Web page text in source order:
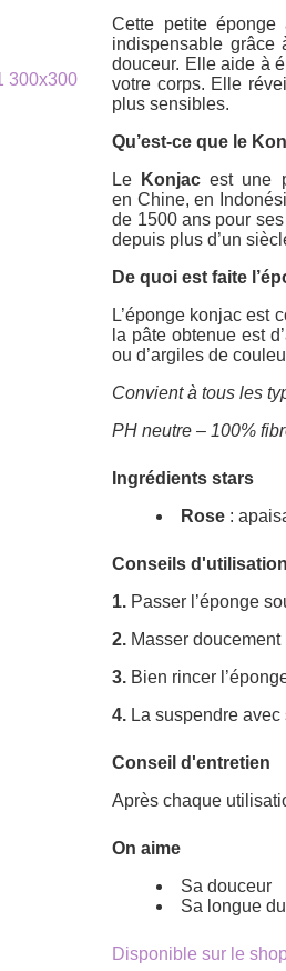
Cette petite
indispensable grâce
douceur. Elle aide à
votre corps. Elle
plus sensibles.
Qu’est-ce que le
Le
Konjac est une
en Chine, en
de 1500 ans pour
depuis plus d’un
De quoi est faite
L’éponge konjac est
la pâte obtenue est
ou d’argiles de
Convient à tous les
PH neutre – 100%
Ingrédients stars
Rose :
Conseils d'utilisation
1. Passer l’éponge
2. Masser
3. Bien rincer
4. La suspendre
Conseil d'entretien
Après chaque
On aime
Sa douceur
Sa longue
Disponible sur le